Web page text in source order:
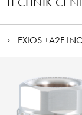
EXIOS +A2F